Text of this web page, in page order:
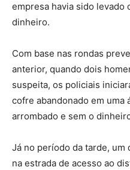
empresa havia sido levado
dinheiro.
Com base nas rondas
anterior, quando dois
suspeita, os policiais
cofre abandonado em uma
arrombado e sem o
Já no período da tarde,
na estrada de acesso ao